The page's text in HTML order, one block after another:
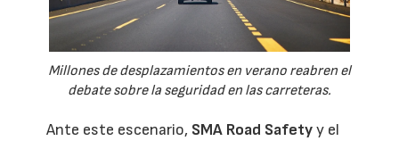
Millones de desplazamientos en verano reabren el
debate sobre la seguridad en las carreteras.
Ante este escenario, SMA Road Safetyy el